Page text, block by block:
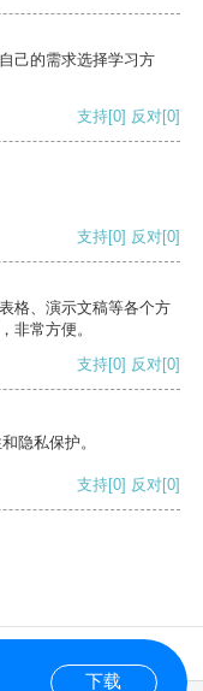
己的需求选择学习方
支持[0] 反对[0]
支持[0] 反对[0]
格、演示文稿等各个方
非常方便。
支持[0] 反对[0]
隐私保护。
支持[0] 反对[0]
下载